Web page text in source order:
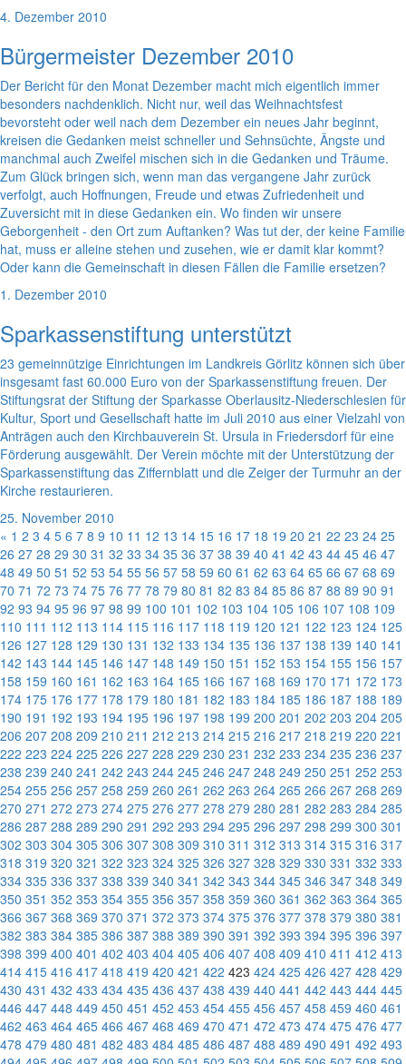
4. Dezember 2010
Bürgermeister Dezember 2010
Der Bericht für den Monat Dezember macht mich eigentlich immer
besonders nachdenklich. Nicht nur, weil das Weihnachtsfest
bevorsteht oder weil nach dem Dezember ein neues Jahr beginnt,
kreisen die Gedanken meist schneller und Sehnsüchte, Ängste und
manchmal auch Zweifel mischen sich in die Gedanken und Träume.
Zum Glück bringen sich, wenn man das vergangene Jahr zurück
verfolgt, auch Hoffnungen, Freude und etwas Zufriedenheit und
Zuversicht mit in diese Gedanken ein. Wo finden wir unsere
Geborgenheit - den Ort zum Auftanken? Was tut der, der keine Familie
hat, muss er alleine stehen und zusehen, wie er damit klar kommt?
Oder kann die Gemeinschaft in diesen Fällen die Familie ersetzen?
1. Dezember 2010
Sparkassenstiftung unterstützt
23 gemeinnützige Einrichtungen im Landkreis Görlitz können sich über
insgesamt fast 60.000 Euro von der Sparkassenstiftung freuen. Der
Stiftungsrat der Stiftung der Sparkasse Oberlausitz-Niederschlesien für
Kultur, Sport und Gesellschaft hatte im Juli 2010 aus einer Vielzahl von
Anträgen auch den Kirchbauverein St. Ursula in Friedersdorf für eine
Förderung ausgewählt. Der Verein möchte mit der Unterstützung der
Sparkassenstiftung das Ziffernblatt und die Zeiger der Turmuhr an der
Kirche restaurieren.
25. November 2010
« 1 2 3 4 5 6 7 8 9 10 11 12 13 14 15 16 17 18 19 20 21 22 23 24 25
26 27 28 29 30 31 32 33 34 35 36 37 38 39 40 41 42 43 44 45 46 47
48 49 50 51 52 53 54 55 56 57 58 59 60 61 62 63 64 65 66 67 68 69
70 71 72 73 74 75 76 77 78 79 80 81 82 83 84 85 86 87 88 89 90 91
92 93 94 95 96 97 98 99 100 101 102 103 104 105 106 107 108 109
110 111 112 113 114 115 116 117 118 119 120 121 122 123 124 125
126 127 128 129 130 131 132 133 134 135 136 137 138 139 140 141
142 143 144 145 146 147 148 149 150 151 152 153 154 155 156 157
158 159 160 161 162 163 164 165 166 167 168 169 170 171 172 173
174 175 176 177 178 179 180 181 182 183 184 185 186 187 188 189
190 191 192 193 194 195 196 197 198 199 200 201 202 203 204 205
206 207 208 209 210 211 212 213 214 215 216 217 218 219 220 221
222 223 224 225 226 227 228 229 230 231 232 233 234 235 236 237
238 239 240 241 242 243 244 245 246 247 248 249 250 251 252 253
254 255 256 257 258 259 260 261 262 263 264 265 266 267 268 269
270 271 272 273 274 275 276 277 278 279 280 281 282 283 284 285
286 287 288 289 290 291 292 293 294 295 296 297 298 299 300 301
302 303 304 305 306 307 308 309 310 311 312 313 314 315 316 317
318 319 320 321 322 323 324 325 326 327 328 329 330 331 332 333
334 335 336 337 338 339 340 341 342 343 344 345 346 347 348 349
350 351 352 353 354 355 356 357 358 359 360 361 362 363 364 365
366 367 368 369 370 371 372 373 374 375 376 377 378 379 380 381
382 383 384 385 386 387 388 389 390 391 392 393 394 395 396 397
398 399 400 401 402 403 404 405 406 407 408 409 410 411 412 413
414 415 416 417 418 419 420 421 422 423 424 425 426 427 428 429
430 431 432 433 434 435 436 437 438 439 440 441 442 443 444 445
446 447 448 449 450 451 452 453 454 455 456 457 458 459 460 461
462 463 464 465 466 467 468 469 470 471 472 473 474 475 476 477
478 479 480 481 482 483 484 485 486 487 488 489 490 491 492 493